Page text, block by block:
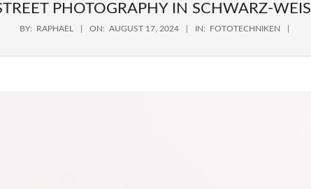
PHOTOGRAPHY IN SCHWARZ-WEISS
BY: RAPHAEL ON: AUGUST 17, 2024 IN: FOTOTECHNIKEN